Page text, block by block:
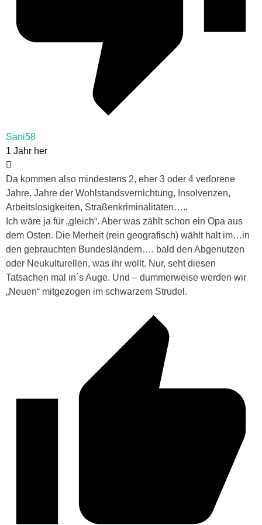
Sani58
1 Jahr her
Da kommen also mindestens 2, eher 3 oder 4 verlorene
Jahre. Jahre der Wohlstandsvernichtung, Insolvenzen,
Arbeitslosigkeiten, Straßenkriminalitäten…..
Ich wäre ja für „gleich“. Aber was zählt schon ein Opa aus
dem Osten. Die Merheit (rein geografisch) wählt halt im…in
den gebrauchten Bundesländern…. bald den Abgenutzen
oder Neukulturellen, was ihr wollt. Nur, seht diesen
Tatsachen mal in´s Auge. Und – dummerweise werden wir
„Neuen“ mitgezogen im schwarzem Strudel.